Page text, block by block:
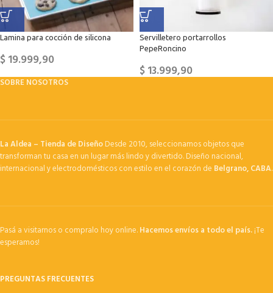
Lamina para cocción de silicona
$19.999,90
Servilletero portarrollos
PepeRoncino
$13.999,90
SOBRE NOSOTROS
La Aldea – Tienda de DiseñoDesde 2010, seleccionamos objetos que
transforman tu casa en un lugar más lindo y divertido. Diseño nacional,
internacional y electrodomésticos con estilo en el corazón de Belgrano, CABA.
Pasá a visitarnos o compralo hoy online.Hacemos envíos a todo el país.¡Te
esperamos!
PREGUNTAS FRECUENTES